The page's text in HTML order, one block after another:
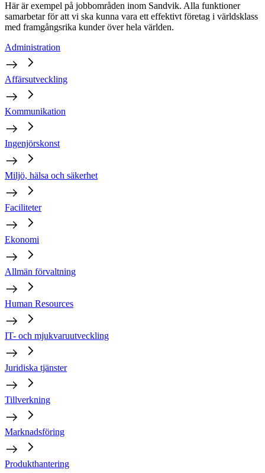
Här är exempel på jobbområden inom Sandvik. Alla funktioner
samarbetar för att vi ska kunna vara ett effektivt företag i världsklass
med framgångsrika kunder över hela världen.
Administration
Affärsutveckling
Kommunikation
Ingenjörskonst
Miljö, hälsa och säkerhet
Faciliteter
Ekonomi
Allmän förvaltning
Human Resources
IT- och mjukvaruutveckling
Juridiska tjänster
Tillverkning
Marknadsföring
Produkthantering